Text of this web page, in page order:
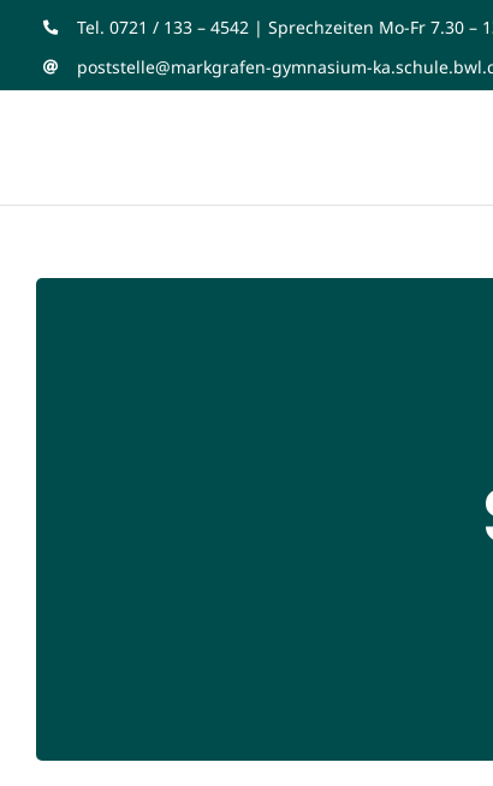
Zum
Inhalt
Tel. 0721 / 133 – 4542 | Sprechzeiten Mo-Fr 7.30 –
poststelle@markgrafen-gymnasium-